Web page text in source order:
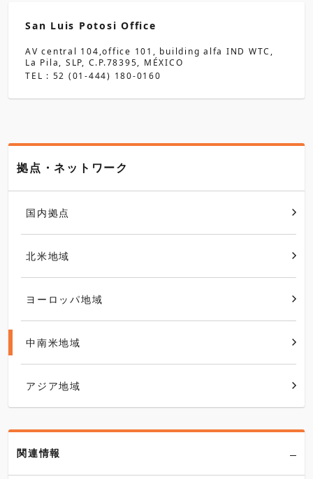
San Luis Potosi Office
AV central 104,office 101, building alfa IND WTC,
La Pila, SLP, C.P.78395, MÉXICO
TEL : 52 (01-444) 180-0160
拠点・ネットワーク
国内拠点
北米地域
ヨーロッパ地域
中南米地域
アジア地域
関連情報